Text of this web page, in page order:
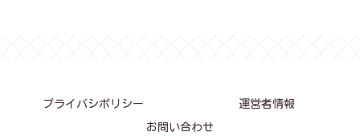
プライバシポリシー 運営者情報
お問い合わせ